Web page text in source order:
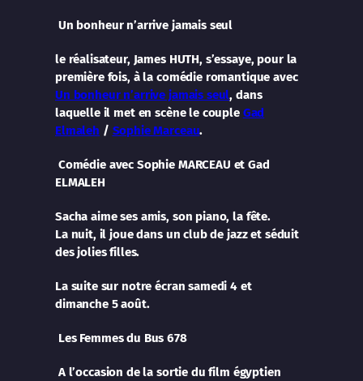
Un bonheur n’arrive jamais seul
le réalisateur, James HUTH, s’essaye, pour la
première fois, à la comédie romantique avec
Un bonheur n’arrive jamais seul, dans
laquelle il met en scène le couple Gad
Elmaleh / Sophie Marceau.
Comédie avec Sophie MARCEAU et Gad
ELMALEH
Sacha aime ses amis, son piano, la fête.
La nuit, il joue dans un club de jazz et séduit
des jolies filles.
La suite sur notre écran samedi 4 et
dimanche 5 août.
Les Femmes du Bus 678
A l’occasion de la sortie du film égyptien